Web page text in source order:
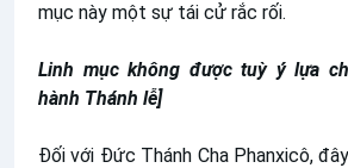
mục này một sự tái cử rắc rối.
Linh mục không được tuỳ ý lựa
hành Thánh lễ]
Đối với Đức Thánh Cha Phanxicô,